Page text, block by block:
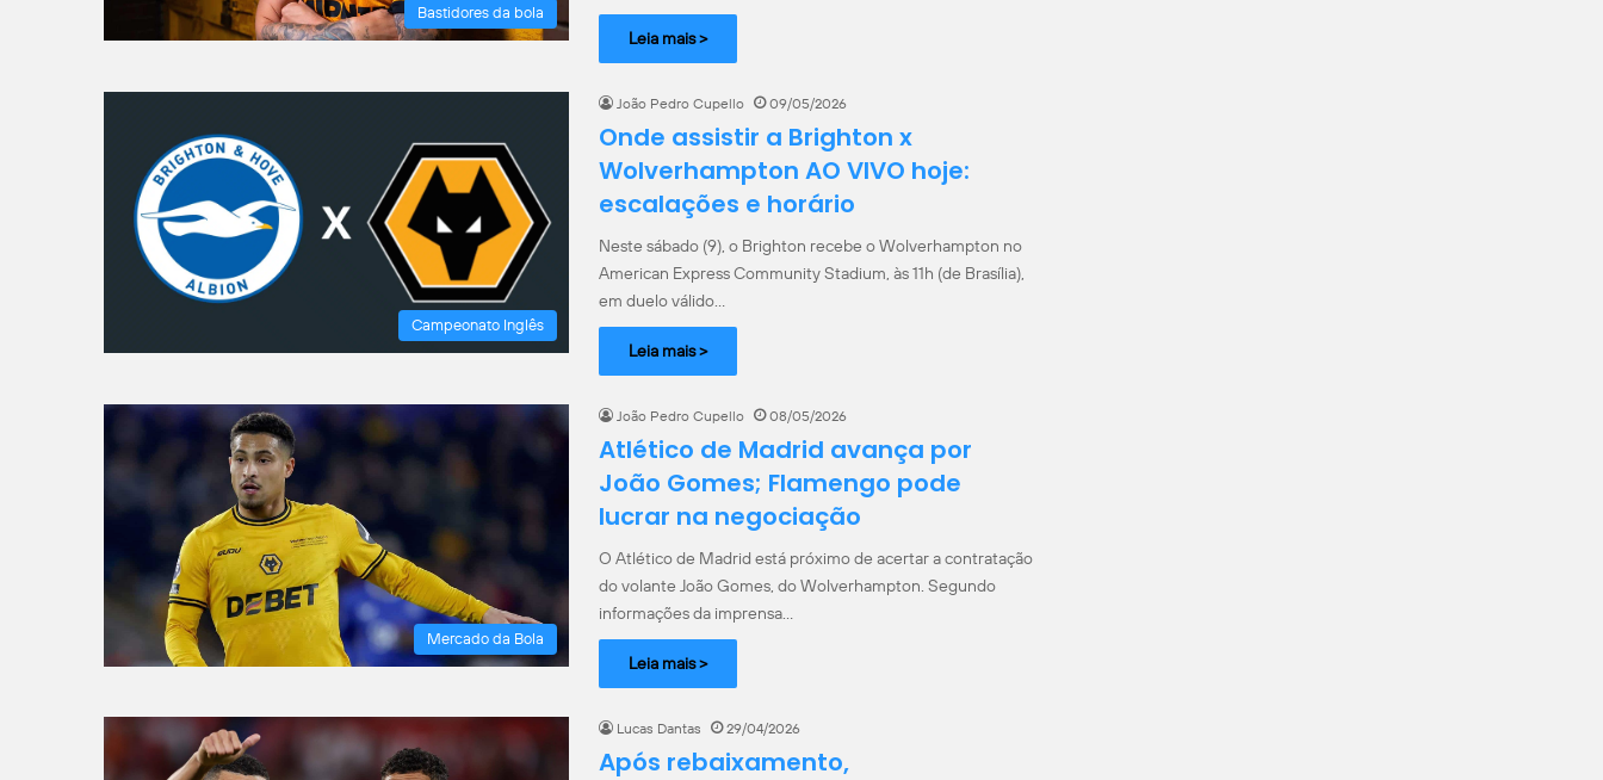
Bastidores da bola
Leia mais >
Campeonato Inglês
João Pedro Cupello 09/05/2026
Onde assistir a Brighton x
Wolverhampton AO VIVO hoje:
escalações e horário
Neste sábado (9), o Brighton recebe o Wolverhampton no
American Express Community Stadium, às 11h (de Brasília),
em duelo válido…
Leia mais >
Mercado da Bola
João Pedro Cupello 08/05/2026
Atlético de Madrid avança por
João Gomes; Flamengo pode
lucrar na negociação
O Atlético de Madrid está próximo de acertar a contratação
do volante João Gomes, do Wolverhampton. Segundo
informações da imprensa…
Leia mais >
Lucas Dantas 29/04/2026
Após rebaixamento,